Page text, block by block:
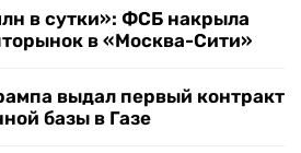
в сутки»: ФСБ накрыла
в «Москва-Сити»
выдал первый контракт
базы в Газе